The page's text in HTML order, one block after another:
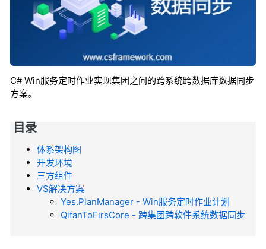
C# Win服务定时作业实现集团之间的跨系统跨数据库数据同步
方案。
目录
体系架构图
开发环境
三方组件
VS解决方案
Yes.PlanManager - Win服务定时作业计划
QifanToFirsCore - 跨集团跨软件系统数据同步